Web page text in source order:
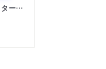
７日でできるキャラクター創作入門